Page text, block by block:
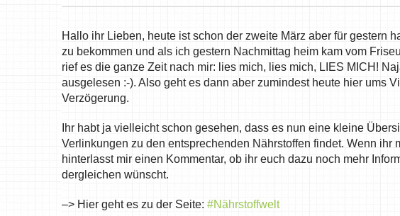
Hallo ihr Lieben, heute ist schon der zweite März aber für gestern
zu bekommen und als ich gestern Nachmittag heim kam vom
rief es die ganze Zeit nach mir: lies mich, lies mich, LIES MICH!
ausgelesen :-). Also geht es dann aber zumindest heute hier ums
Verzögerung.
Ihr habt ja vielleicht schon gesehen, dass es nun eine kleine
Verlinkungen zu den entsprechenden Nährstoffen findet. Wenn ihr
hinterlasst mir einen Kommentar, ob ihr euch dazu noch mehr
dergleichen wünscht.
–> Hier geht es zu der Seite: #Nährstoffwelt